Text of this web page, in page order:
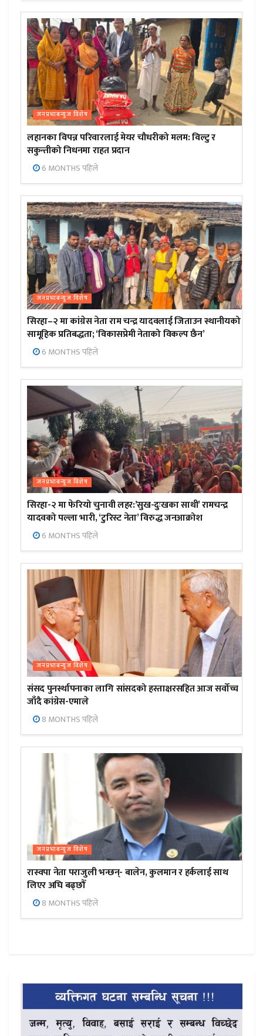
जनप्रभाबन्युज विशेष
लहानका विपन्न परिवारलाई मेयर चौधरीको मलम: विल्टु र
सकुन्तीको निधनमा राहत प्रदान
6 MONTHS पहिले
जनप्रभाबन्युज विशेष
सिरहा–२ मा कांग्रेस नेता राम चन्द्र यादवलाई जिताउन स्थानीयको
सामूहिक प्रतिबद्धता; ‘विकासप्रेमी नेताको विकल्प छैन’
6 MONTHS पहिले
जनप्रभाबन्युज विशेष
सिरहा-२ मा फेरियो चुनावी लहर:’सुख-दुःखका साथी’ रामचन्द्र
यादवको पल्ला भारी, ‘टुरिस्ट नेता’ विरुद्ध जनआक्रोश
6 MONTHS पहिले
जनप्रभाबन्युज विशेष
संसद पुनर्स्थापनाका लागि सांसदको हस्ताक्षरसहित आज सर्वोच्च
जाँदै कांग्रेस-एमाले
8 MONTHS पहिले
जनप्रभाबन्युज विशेष
रास्वपा नेता पराजुली भन्छन्- बालेन, कुलमान र हर्कलाई साथ
लिएर अघि बढ्छौँ
8 MONTHS पहिले